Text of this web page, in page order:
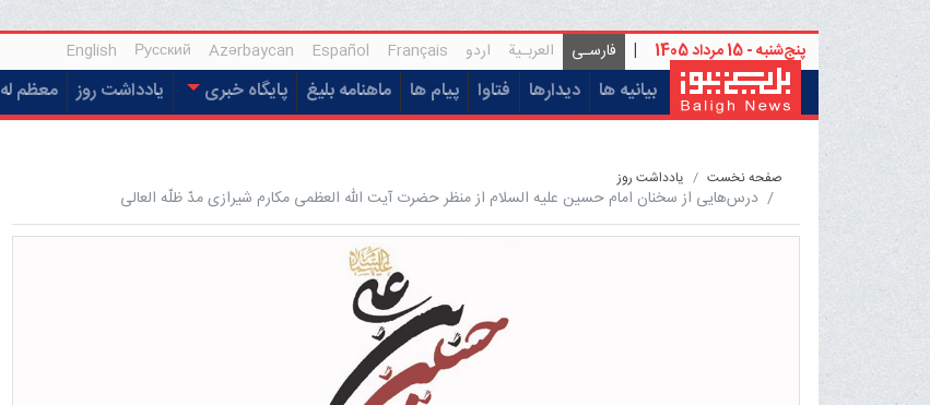
پنج‌شنبه - 15 مرداد 1405 | فارسـی العربـیة اردو Français
Español
Azərbaycan
Русский
English
بیانیه ها دیدارها فتاوا پیام ها ماهنامه بلیغ پایگاه خبری یادداشت روز معظم له
صفحه نخست یادداشت روز
درس‌هایی از سخنان امام حسین علیه السلام از منظر حضرت آیت الله العظمی مکارم شیرازی مدّ ظلّه العالی